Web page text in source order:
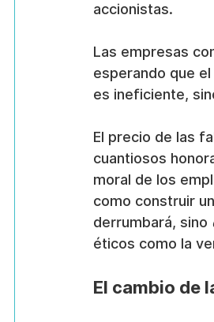
accionistas.
Las empresas
esperando que
es ineficiente,
El precio de las
cuantiosos
moral de los
como construir
derrumbará, sino
éticos como la
El cambio de